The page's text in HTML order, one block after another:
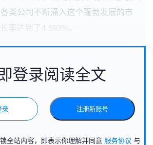
类公司不断涌入这个蓬勃发展的市
率达到了4,593%。
登录阅读全文
录 注册新账号
全站内容，即表示你理解并同意 服务协议 与